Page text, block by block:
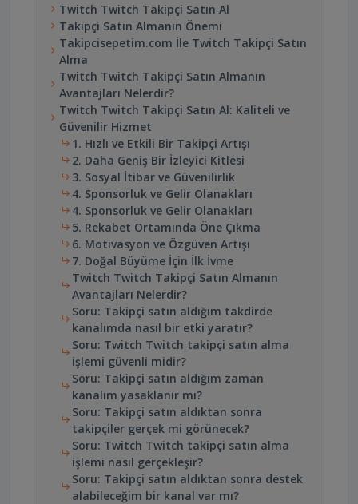
Twitch Twitch Takipçi Satın Al
Takipçi Satın Almanın Önemi
Takipcisepetim.com İle Twitch Takipçi Satın
Alma
Twitch Twitch Takipçi Satın Almanın
Avantajları Nelerdir?
Twitch Twitch Takipçi Satın Al: Kaliteli ve
Güvenilir Hizmet
1. Hızlı ve Etkili Bir Takipçi Artışı
2. Daha Geniş Bir İzleyici Kitlesi
3. Sosyal İtibar ve Güvenilirlik
4. Sponsorluk ve Gelir Olanakları
4. Sponsorluk ve Gelir Olanakları
5. Rekabet Ortamında Öne Çıkma
6. Motivasyon ve Özgüven Artışı
7. Doğal Büyüme İçin İlk İvme
Twitch Twitch Takipçi Satın Almanın
Avantajları Nelerdir?
Soru: Takipçi satın aldığım takdirde
kanalımda nasıl bir etki yaratır?
Soru: Twitch Twitch takipçi satın alma
işlemi güvenli midir?
Soru: Takipçi satın aldığım zaman
kanalım yasaklanır mı?
Soru: Takipçi satın aldıktan sonra
takipçiler gerçek mi görünecek?
Soru: Twitch Twitch takipçi satın alma
işlemi nasıl gerçekleşir?
Soru: Takipçi satın aldıktan sonra destek
alabileceğim bir kanal var mı?